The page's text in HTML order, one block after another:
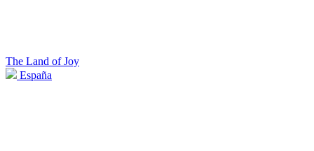
The Land of Joy
España